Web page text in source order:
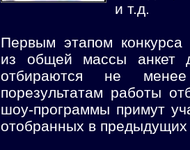
и т.д.
Первым этапом конкурса
из общей массы анкет
отбираются не
порезультатам работы
шоу-программы примут
отобранных в предыдущих